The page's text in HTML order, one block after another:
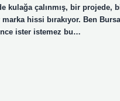
kulağa çalınmış, bir projede,
hissi bırakıyor. Ben
ister istemez bu…